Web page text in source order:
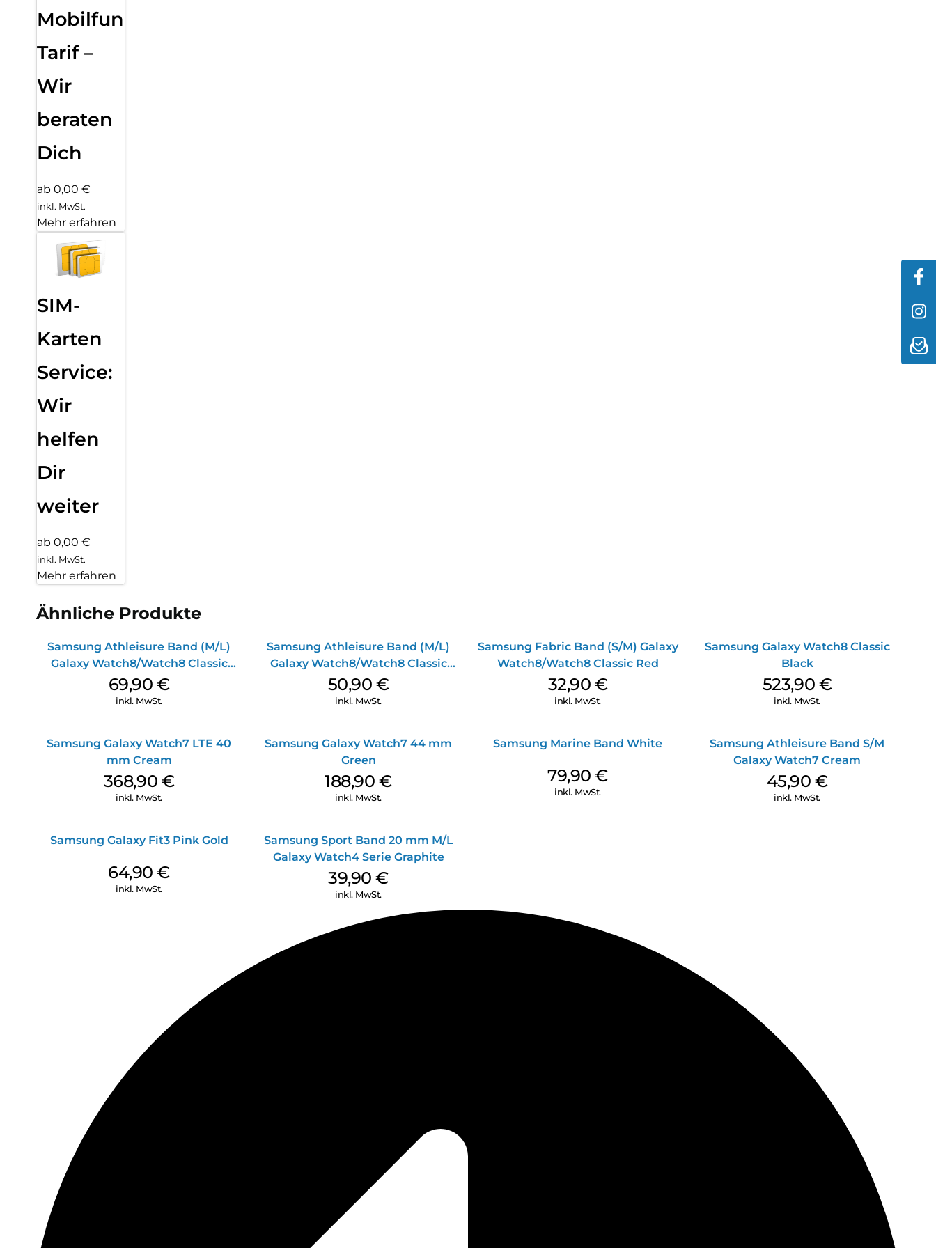
Mobilfunk
Tarif –
Wir
beraten
Dich
ab 0,00 €
inkl. MwSt.
Mehr erfahren
SIM-
Karten
Service:
Wir
helfen
Dir
weiter
ab 0,00 €
inkl. MwSt.
Mehr erfahren
Ähnliche Produkte
Samsung Athleisure Band (M/L)
Galaxy Watch8/Watch8 Classic
Graphite
69,90 €
inkl. MwSt.
Samsung Athleisure Band (M/L)
Galaxy Watch8/Watch8 Classic
Green
50,90 €
inkl. MwSt.
Samsung Fabric Band (S/M) Galaxy
Watch8/Watch8 Classic Red
32,90 €
inkl. MwSt.
Samsung Galaxy Watch8 Classic
Black
523,90 €
inkl. MwSt.
Samsung Galaxy Watch7 LTE 40
mm Cream
368,90 €
inkl. MwSt.
Samsung Galaxy Watch7 44 mm
Green
188,90€
inkl. MwSt.
Samsung Marine Band White
79,90€
inkl. MwSt.
Samsung Athleisure Band S/M
Galaxy Watch7 Cream
45,90 €
inkl. MwSt.
Samsung Galaxy Fit3 Pink Gold
64,90€
inkl. MwSt.
Samsung Sport Band 20 mm M/L
Galaxy Watch4 Serie Graphite
39,90€
inkl. MwSt.